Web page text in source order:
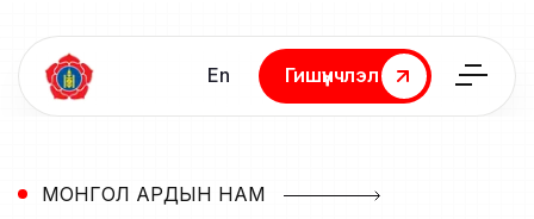
En
Гишүүнчлэл
Гишүүнчлэл
МОНГОЛ АРДЫН НАМ